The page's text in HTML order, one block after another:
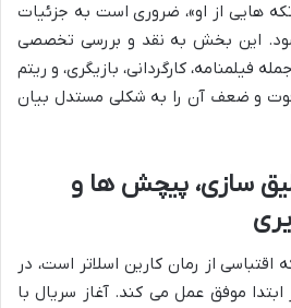
هایی از او»، ضروری است به جزئیات
این بخش به نقد و بررسی تخصصی
فیلمنامه، کارگردانی، بازیگری، و ریتم
قوت و ضعف آن را به شکلی مستدل بیان
سازی، پیچش ها و
اقتباسی از رمان کارین اسلاتر است، در
ابتدا موفق عمل می کند. آغاز سریال با